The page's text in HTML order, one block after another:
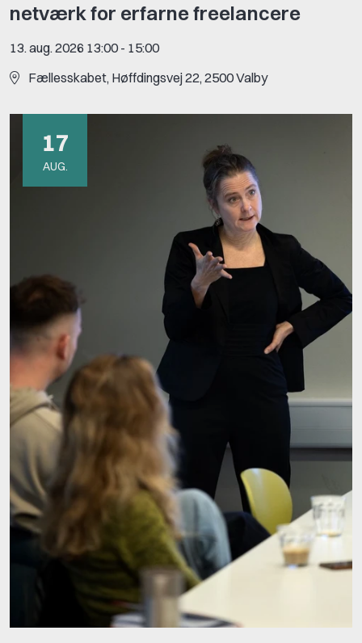
netværk for erfarne freelancere
13. aug. 2026 13:00 - 15:00
Fællesskabet, Høffdingsvej 22, 2500 Valby
17
AUG.